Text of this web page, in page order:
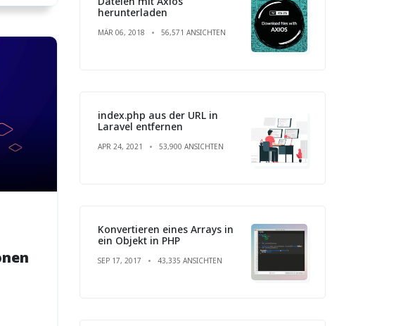
herunterladen
MÄR 06, 2018 56,571 ANSICHTEN
index.php aus der URL in
Laravel entfernen
APR 24, 2021 53,900 ANSICHTEN
Konvertieren eines Arrays in
ein Objekt in PHP
SEP 17, 2017 43,335 ANSICHTEN